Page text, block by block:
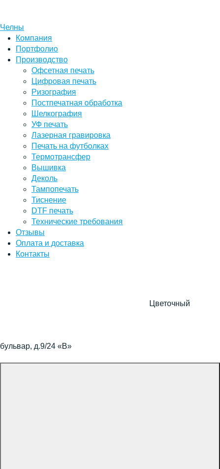
Челны
Компания
Портфолио
Производство
Офсетная печать
Цифровая печать
Ризография
Постпечатная обработка
Шелкография
УФ печать
Лазерная гравировка
Печать на футболках
Термотрансфер
Вышивка
Деколь
Тампопечать
Тиснение
DTF печать
Технические требования
Отзывы
Оплата и доставка
Контакты
Цветочный
бульвар, д.9/24 «В»